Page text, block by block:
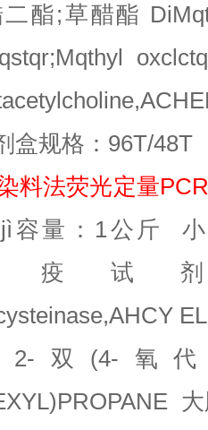
酯;草醋酯
盒规格： 96T/48T
料法荧光定量PCR
jì容量： 1公斤
疫试
2- 双 (4- 氧